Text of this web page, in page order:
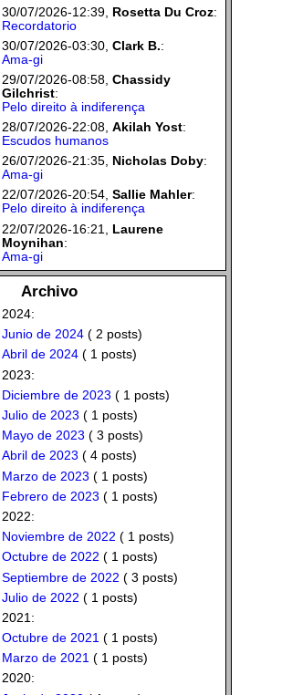
30/07/2026-12:39, Rosetta Du Croz:
Recordatorio
30/07/2026-03:30, Clark B.:
Ama-gi
29/07/2026-08:58, Chassidy
Gilchrist:
Pelo direito à indiferença
28/07/2026-22:08, Akilah Yost:
Escudos humanos
26/07/2026-21:35, Nicholas Doby:
Ama-gi
22/07/2026-20:54, Sallie Mahler:
Pelo direito à indiferença
22/07/2026-16:21, Laurene
Moynihan:
Ama-gi
Archivo
2024:
Junio de 2024( 2 posts)
Abril de 2024( 1 posts)
2023:
Diciembre de 2023 ( 1 posts)
Julio de 2023 ( 1 posts)
Mayo de 2023 ( 3 posts)
Abril de 2023 ( 4 posts)
Marzo de 2023 ( 1 posts)
Febrero de 2023 ( 1 posts)
2022:
Noviembre de 2022 ( 1 posts)
Octubre de 2022 ( 1 posts)
Septiembre de 2022 ( 3 posts)
Julio de 2022 ( 1 posts)
2021:
Octubre de 2021 ( 1 posts)
Marzo de 2021( 1 posts)
2020: